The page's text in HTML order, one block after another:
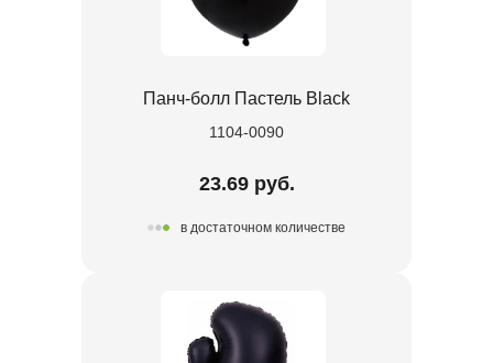
Панч-болл Пастель Black
1104-0090
23.69 руб.
в достаточном количестве